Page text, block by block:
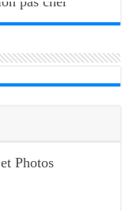
Photos